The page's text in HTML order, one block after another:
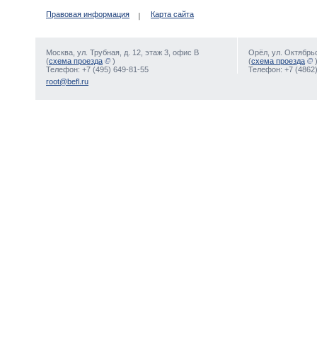
Правовая информация Карта сайта
Москва, ул. Трубная, д. 12, этаж 3, офис В
(схема проезда
)
Телефон: +7 (495) 649-81-55
Орёл, ул.
(схема проезда
)
Телефон: +7
root@befl.ru